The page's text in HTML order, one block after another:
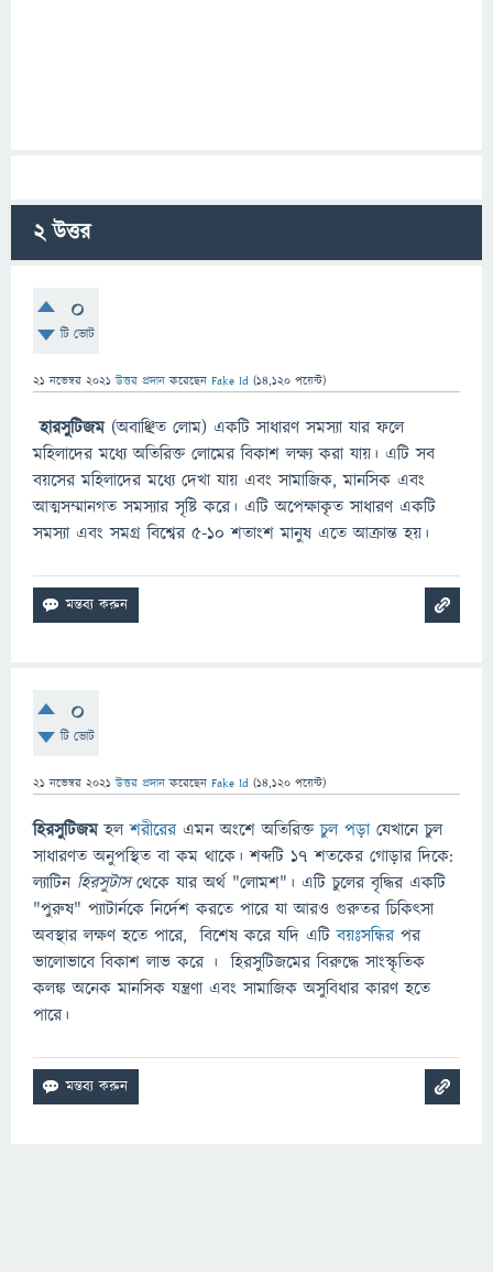
2উত্তর
0
টি ভোট
21 নভেম্বর 2021 উত্তর প্রদান করেছেন Fake Id (14,120 পয়েন্ট)
হারসুটিজম(অবাঞ্ছিত লোম) একটি সাধারণ সমস্যা যার ফলে
মহিলাদের মধ্যে অতিরিক্ত লোমের বিকাশ লক্ষ্য করা যায়। এটি সব
বয়সের মহিলাদের মধ্যে দেখা যায় এবং সামাজিক, মানসিক এবং
আত্মসম্মানগত সমস্যার সৃষ্টি করে। এটি অপেক্ষাকৃত সাধারণ একটি
সমস্যা এবং সমগ্র বিশ্বের 5-10 শতাংশ মানুষ এতে আক্রান্ত হয়।
0
টি ভোট
21 নভেম্বর 2021 উত্তর প্রদান করেছেন Fake Id (14,120 পয়েন্ট)
হিরসুটিজমহলশরীরেরএমন অংশে অতিরিক্তচুল পড়াযেখানে চুল
সাধারণত অনুপস্থিত বা কম থাকে। শব্দটি 17 শতকের গোড়ার দিকে:
ল্যাটিন হিরসুটাসথেকে যার অর্থ "লোমশ"। এটি চুলের বৃদ্ধির একটি
"পুরুষ" প্যাটার্নকে নির্দেশ করতে পারে যা আরও গুরুতর চিকিৎসা
অবস্থার লক্ষণ হতে পারে, বিশেষ করে যদি এটিবয়ঃসন্ধিরপর
ভালোভাবে বিকাশ লাভ করে । হিরসুটিজমের বিরুদ্ধে সাংস্কৃতিক
কলঙ্ক অনেক মানসিক যন্ত্রণা এবং সামাজিক অসুবিধার কারণ হতে
পারে।